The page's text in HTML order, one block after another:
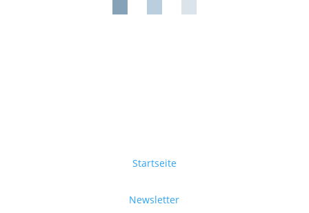
Startseite
Newsletter